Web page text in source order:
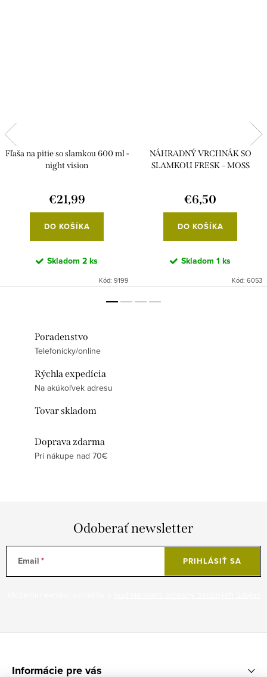
Fľaša na pitie so slamkou 600 ml -
night vision
€21,99
DO KOŠÍKA
Skladom 2 ks
Kód: 9199
NÁHRADNÝ VRCHNÁK SO
SLAMKOU FRESK – MOSS
€6,50
DO KOŠÍKA
Skladom 1 ks
Kód: 6053
Poradenstvo
Telefonicky/online
Rýchla expedícia
Na akúkoľvek adresu
Tovar skladom
Doprava zdarma
Pri nákupe nad 70€
Odoberať newsletter
Email PRIHLÁSIŤ SA
Informácie pre vás